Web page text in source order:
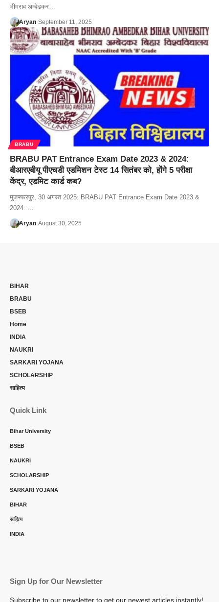
भीमराव अम्बेडकर…
Aryan September 11, 2025
BRABU
BRABU PAT Entrance Exam Date 2023 & 2024:
बीआरएबीयू पीएचडी एडमिशन टेस्ट 14 सितंबर को, होंगे 5 परीक्षा
केंद्र, एडमिट कार्ड कब?
मुजफ्फरपुर, 30 अगस्त 2025: BRABU PAT Entrance Exam Date 2023 &
2024: …
Aryan August 30, 2025
BIHAR
BRABU
BSEB
Home
INDIA
NAUKRI
SARKARI YOJANA
SCHOLARSHIP
साहित्य
Quick Link
Bihar University
BSEB
NAUKRI
SCHOLARSHIP
SARKARI YOJANA
BIHAR
साहित्य
INDIA
Sign Up for Our Newsletter
Subscribe to our newsletter to get our newest articles instantly!